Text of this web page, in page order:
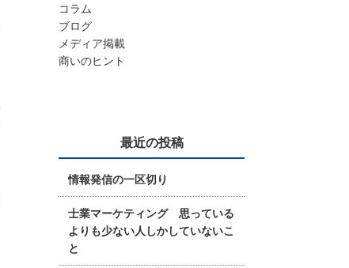
コラム
ブログ
メディア掲載
商いのヒント
最近の投稿
情報発信の一区切り
士業マーケティング 思っている
よりも少ない人しかしていないこ
と